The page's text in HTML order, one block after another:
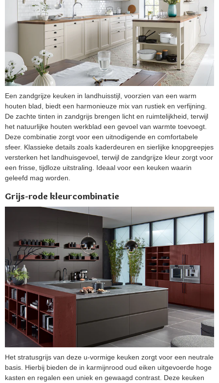
Een zandgrijze keuken in landhuisstijl, voorzien van een warm
houten blad, biedt een harmonieuze mix van rustiek en verfijning.
De zachte tinten in zandgrijs brengen licht en ruimtelijkheid, terwijl
het natuurlijke houten werkblad een gevoel van warmte toevoegt.
Deze combinatie zorgt voor een uitnodigende en comfortabele
sfeer. Klassieke details zoals kaderdeuren en sierlijke knopgreepjes
versterken het landhuisgevoel, terwijl de zandgrijze kleur zorgt voor
een frisse, tijdloze uitstraling. Ideaal voor een keuken waarin
geleefd mag worden.
Grijs-rode kleurcombinatie
Het stratusgrijs van deze u-vormige keuken zorgt voor een neutrale
basis. Hierbij bieden de in karmijnrood oud eiken uitgevoerde hoge
kasten en regalen een uniek en gewaagd contrast. Deze keuken